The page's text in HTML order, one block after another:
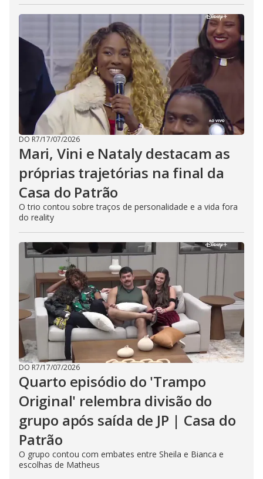
DO R7/17/07/2026
Mari, Vini e Nataly destacam as
próprias trajetórias na final da
Casa do Patrão
O trio contou sobre traços de personalidade e a vida fora
do reality
DO R7/17/07/2026
Quarto episódio do 'Trampo
Original' relembra divisão do
grupo após saída de JP | Casa do
Patrão
O grupo contou com embates entre Sheila e Bianca e
escolhas de Matheus